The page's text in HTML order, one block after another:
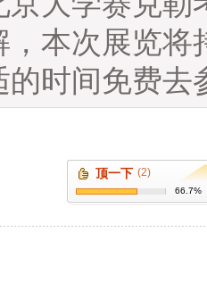
次展览将
的时间免费去
顶一下 (2)
66.7%